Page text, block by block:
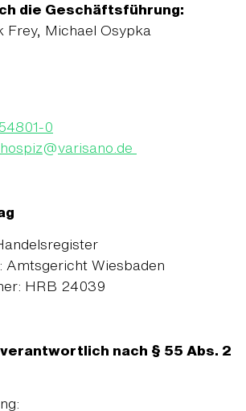
die Geschäftsführung:
Frey, Michael Osypka
0
@varisano.de
Amtsgericht Wiesbaden
HRB 24039
nach § 55 Abs. 2